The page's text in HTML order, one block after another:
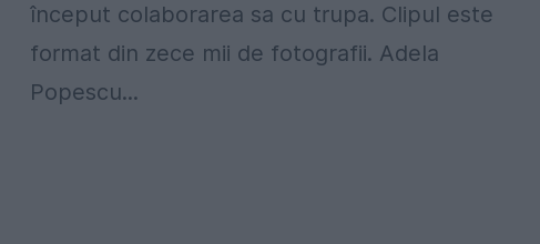
început colaborarea sa cu trupa. Clipul este
format din zece mii de fotografii. Adela
Popescu...